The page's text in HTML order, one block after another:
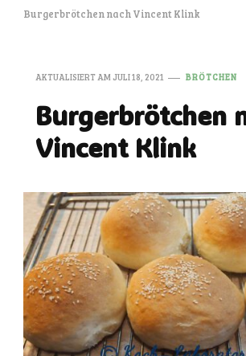
Burgerbrötchen nach Vincent Klink
AKTUALISIERT AMJULI 18, 2021 BRÖTCHEN
Burgerbrötchen
Vincent Klink